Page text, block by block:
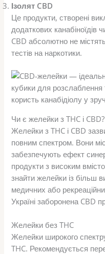
Ізолят CBD
Це продукти, створені
додаткових канабіноїдів
CBD абсолютно не
тестів на наркотики.
Чи є желейки з THC і CBD?
Желейки з THC і CBD
повним спектром. Вони
забезпечують ефект
продукти з високим
знайти желейки із більш
медичних або
Україні заборонена CBD
Желейки без THC
Желейки широкого
THC. Рекомендується